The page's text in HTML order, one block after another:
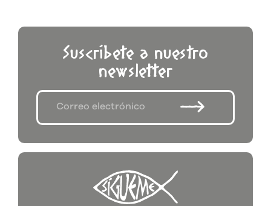
Suscríbete a nuestro
newsletter